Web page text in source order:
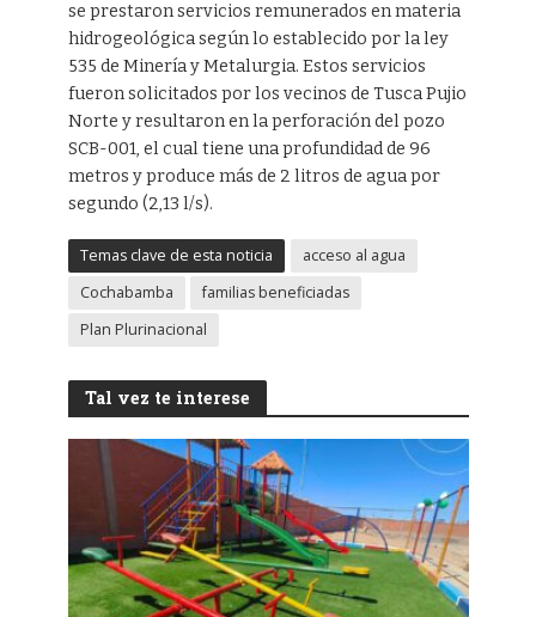
se prestaron servicios remunerados en materia
hidrogeológica según lo establecido por la ley
535 de Minería y Metalurgia. Estos servicios
fueron solicitados por los vecinos de Tusca Pujio
Norte y resultaron en la perforación del pozo
SCB-001, el cual tiene una profundidad de 96
metros y produce más de 2 litros de agua por
segundo (2,13 l/s).
Temas clave de esta noticia
acceso al agua
Cochabamba
familias beneficiadas
Plan Plurinacional
Tal vez te interese